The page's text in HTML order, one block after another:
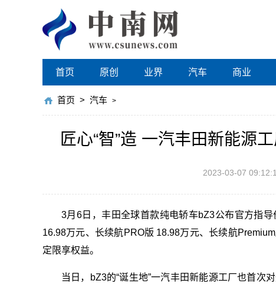
首页 原创 业界 汽车 商业
首页 > 汽车 >
匠心“智”造 一汽丰田新能源
2023-03-07
3月6日，丰田全球首款纯电轿车bZ3公布官方指
16.98万元、长续航PRO版 18.98万元、长续航
定限享权益。
当日，bZ3的“诞生地”一汽丰田新能源工厂也首次